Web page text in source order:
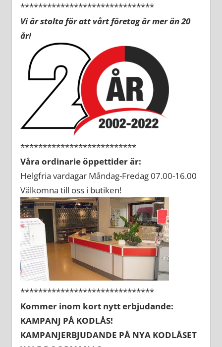
******************************
Vi är stolta för att vårt företag är mer än 20
år!
**************************
Våra ordinarie öppettider är:
Helgfria vardagar Måndag-Fredag 07.00-16.00
Välkomna till oss i butiken!
******************************
Kommer inom kort nytt erbjudande:
KAMPANJ PÅ KODLÅS!
KAMPANJERBJUDANDE PÅ NYA KODLÅSET